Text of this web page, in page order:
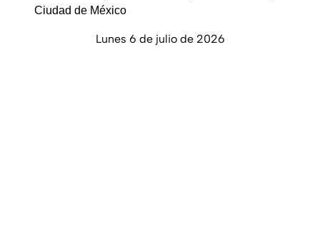
Ciudad de México
Lunes 6 de julio de 2026